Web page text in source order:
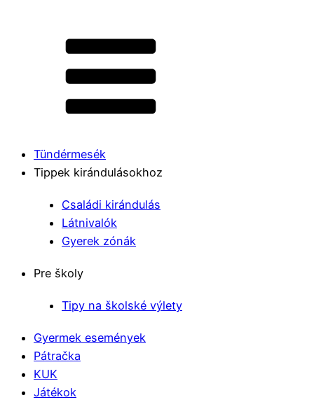
Tündérmesék
Tippek kirándulásokhoz
Családi kirándulás
Látnivalók
Gyerek zónák
Pre školy
Tipy na školské výlety
Gyermek események
Pátračka
KUK
Játékok